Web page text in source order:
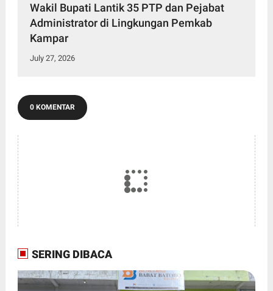
Wakil Bupati Lantik 35 PTP dan Pejabat
Administrator di Lingkungan Pemkab
Kampar
July 27, 2026
0 KOMENTAR
SERING DIBACA